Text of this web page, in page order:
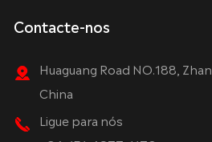
Contacte-nos
Huaguang Road NO.188,
China
Ligue para nós